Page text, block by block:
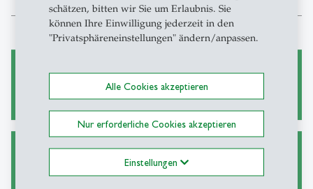
schätzen, bitten wir Sie um Erlaubnis. Sie
können Ihre Einwilligung jederzeit in den
"Privatsphäreneinstellungen" ändern/anpassen.
Alle Cookies akzeptieren
Nur erforderliche Cookies akzeptieren
Einstellungen
ERP-Team